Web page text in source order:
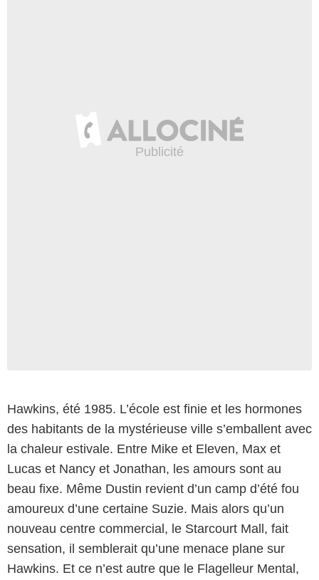
Hawkins, été 1985. L’école est finie et les hormones
des habitants de la mystérieuse ville s’emballent avec
la chaleur estivale. Entre Mike et Eleven, Max et
Lucas et Nancy et Jonathan, les amours sont au
beau fixe. Même Dustin revient d’un camp d’été fou
amoureux d’une certaine Suzie. Mais alors qu’un
nouveau centre commercial, le Starcourt Mall, fait
sensation, il semblerait qu’une menace plane sur
Hawkins. Et ce n’est autre que le Flagelleur Mental,